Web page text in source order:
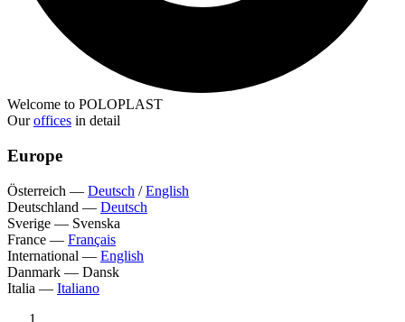
Welcome to POLOPLAST
Ouroffices in detail
Europe
Österreich — Deutsch /English
Deutschland — Deutsch
Sverige — Svenska
France — Français
International — English
Danmark — Dansk
Italia — Italiano